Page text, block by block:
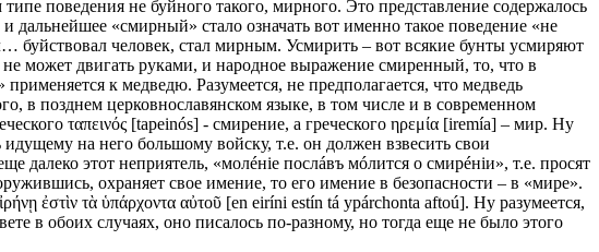
поведения не буйного такого, мирного. Это представление содержалось
дальнейшее «смирный» стало означать вот именно такое поведение «не
человек, стал мирным. Усмирить – вот всякие бунты усмиряют
не может двигать руками, и народное выражение смиренный, то, что в
к медведю. Разумеется, не предполагается, что медведь
в позднем церковнославянском языке, в том числе и в современном
ταπεινός [tapeinós] - смирение, а греческого ηρεμία [iremía] – мир. Ну
на него большому войску, т.е. он должен взвесить свои
далеко этот неприятель, «молéнiе послáвъ мóлится о смирéнiи», т.е. просят
охраняет свое имение, то его имение в безопасности – в «мире».
ἐστὶν τὰ ὑπάρχοντα αὐτοῦ [en eiríni estín tá ypárchonta aftoú]. Ну разумеется,
в обоих случаях, оно писалось по-разному, но тогда еще не было этого